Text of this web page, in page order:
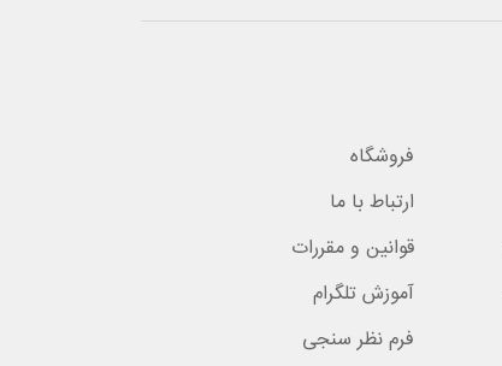
فروشگاه
ارتباط با ما
قوانین و مقررات
آموزش تلگرام
فرم نظر سنجی